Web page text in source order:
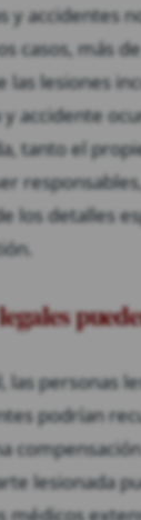
y accidentes
casos, más
las lesiones
accidente
tanto el
los detalles
las personas
podrían
lesionada
médicos